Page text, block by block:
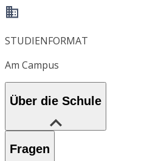
STUDIENFORMAT
Am Campus
Über die Schule
Fragen